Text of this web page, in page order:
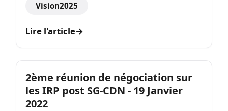
Vision2025
Lire l'article→
2ème réunion de négociation sur
les IRP post SG-CDN - 19 Janvier
2022